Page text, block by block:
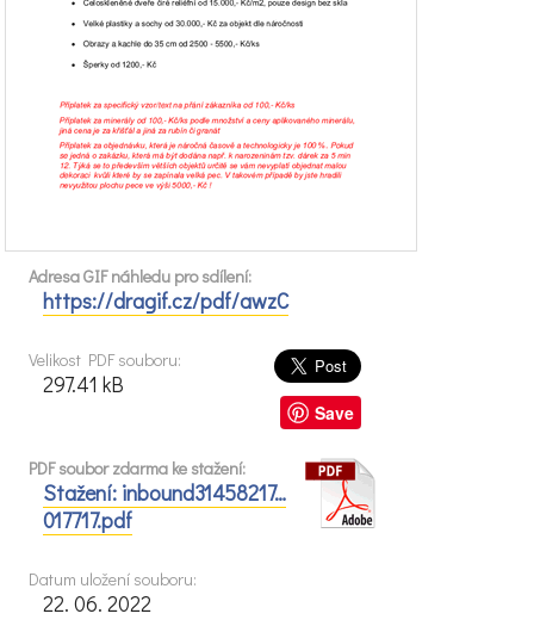
Adresa GIF náhledu pro sdílení:
https://dragif.cz/pdf/awzC
Save
Velikost PDF souboru:
297.41 kB
PDF soubor zdarma ke stažení:
Stažení: inbound31458217…
017717.pdf
Datum uložení souboru:
22. 06. 2022